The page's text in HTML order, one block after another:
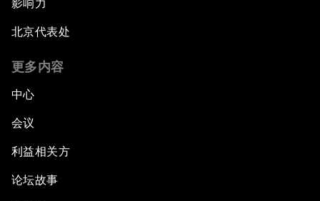
影响力
北京代表处
更多内容
中心
会议
利益相关方
论坛故事